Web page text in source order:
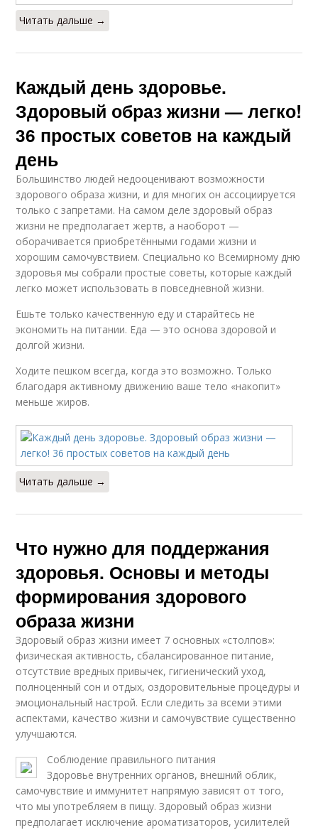
Читать дальше →
Каждый день здоровье.
Здоровый образ жизни — легко!
36 простых советов на каждый
день
Большинство людей недооценивают возможности
здорового образа жизни, и для многих он ассоциируется
только с запретами. На самом деле здоровый образ
жизни не предполагает жертв, а наоборот —
оборачивается приобретёнными годами жизни и
хорошим самочувствием. Специально ко Всемирному дню
здоровья мы собрали простые советы, которые каждый
легко может использовать в повседневной жизни.
Ешьте только качественную еду и старайтесь не
экономить на питании. Еда — это основа здоровой и
долгой жизни.
Ходите пешком всегда, когда это возможно. Только
благодаря активному движению ваше тело «накопит»
меньше жиров.
Читать дальше →
Что нужно для поддержания
здоровья. Основы и методы
формирования здорового
образа жизни
Здоровый образ жизни имеет 7 основных «столпов»:
физическая активность, сбалансированное питание,
отсутствие вредных привычек, гигиенический уход,
полноценный сон и отдых, оздоровительные процедуры и
эмоциональный настрой. Если следить за всеми этими
аспектами, качество жизни и самочувствие существенно
улучшаются.
Соблюдение правильного питания
Здоровье внутренних органов, внешний облик,
самочувствие и иммунитет напрямую зависят от того,
что мы употребляем в пищу. Здоровый образ жизни
предполагает исключение ароматизаторов, усилителей